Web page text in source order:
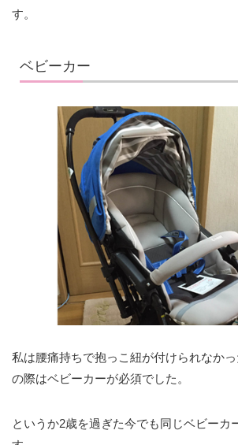
す。
ベビーカー
私は腰痛持ちで抱っこ紐が付けられなか
の際はベビーカーが必須でした。
というか2歳を過ぎた今でも同じベビーカ